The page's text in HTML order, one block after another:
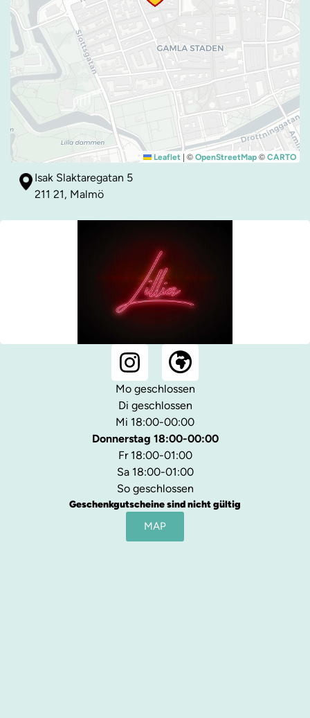
Leaflet | © OpenStreetMap © CARTO
Isak Slaktaregatan 5
211 21, Malmö
Mo geschlossen
Di geschlossen
Mi 18:00-00:00
Donnerstag 18:00-00:00
Fr 18:00-01:00
Sa 18:00-01:00
So geschlossen
Geschenkgutscheine sind nicht gültig
MAP